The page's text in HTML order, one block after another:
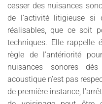
cesser des nuisances
de l’activité litigieuse si
réalisables, que ce soit
techniques. Elle rappelle
règle de l’antériorité
nuisances sonores
acoustique n’est pas
de première instance,